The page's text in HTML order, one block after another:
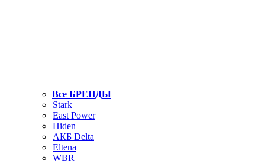
Все БРЕНДЫ
Stark
East Power
Hiden
АКБ Delta
Eltena
WBR